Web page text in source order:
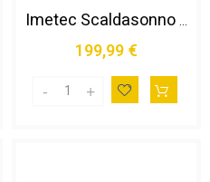
Imetec Scaldasonno Adapto Matrimoniale 150 X 160 Cm, Basso Consumo, Riscaldamento Rapido, Temperatura Personalizzata, 100% Lana e Merino, Made in Italy, 2 Comandi Separati, 6 Temperature
199,99 €